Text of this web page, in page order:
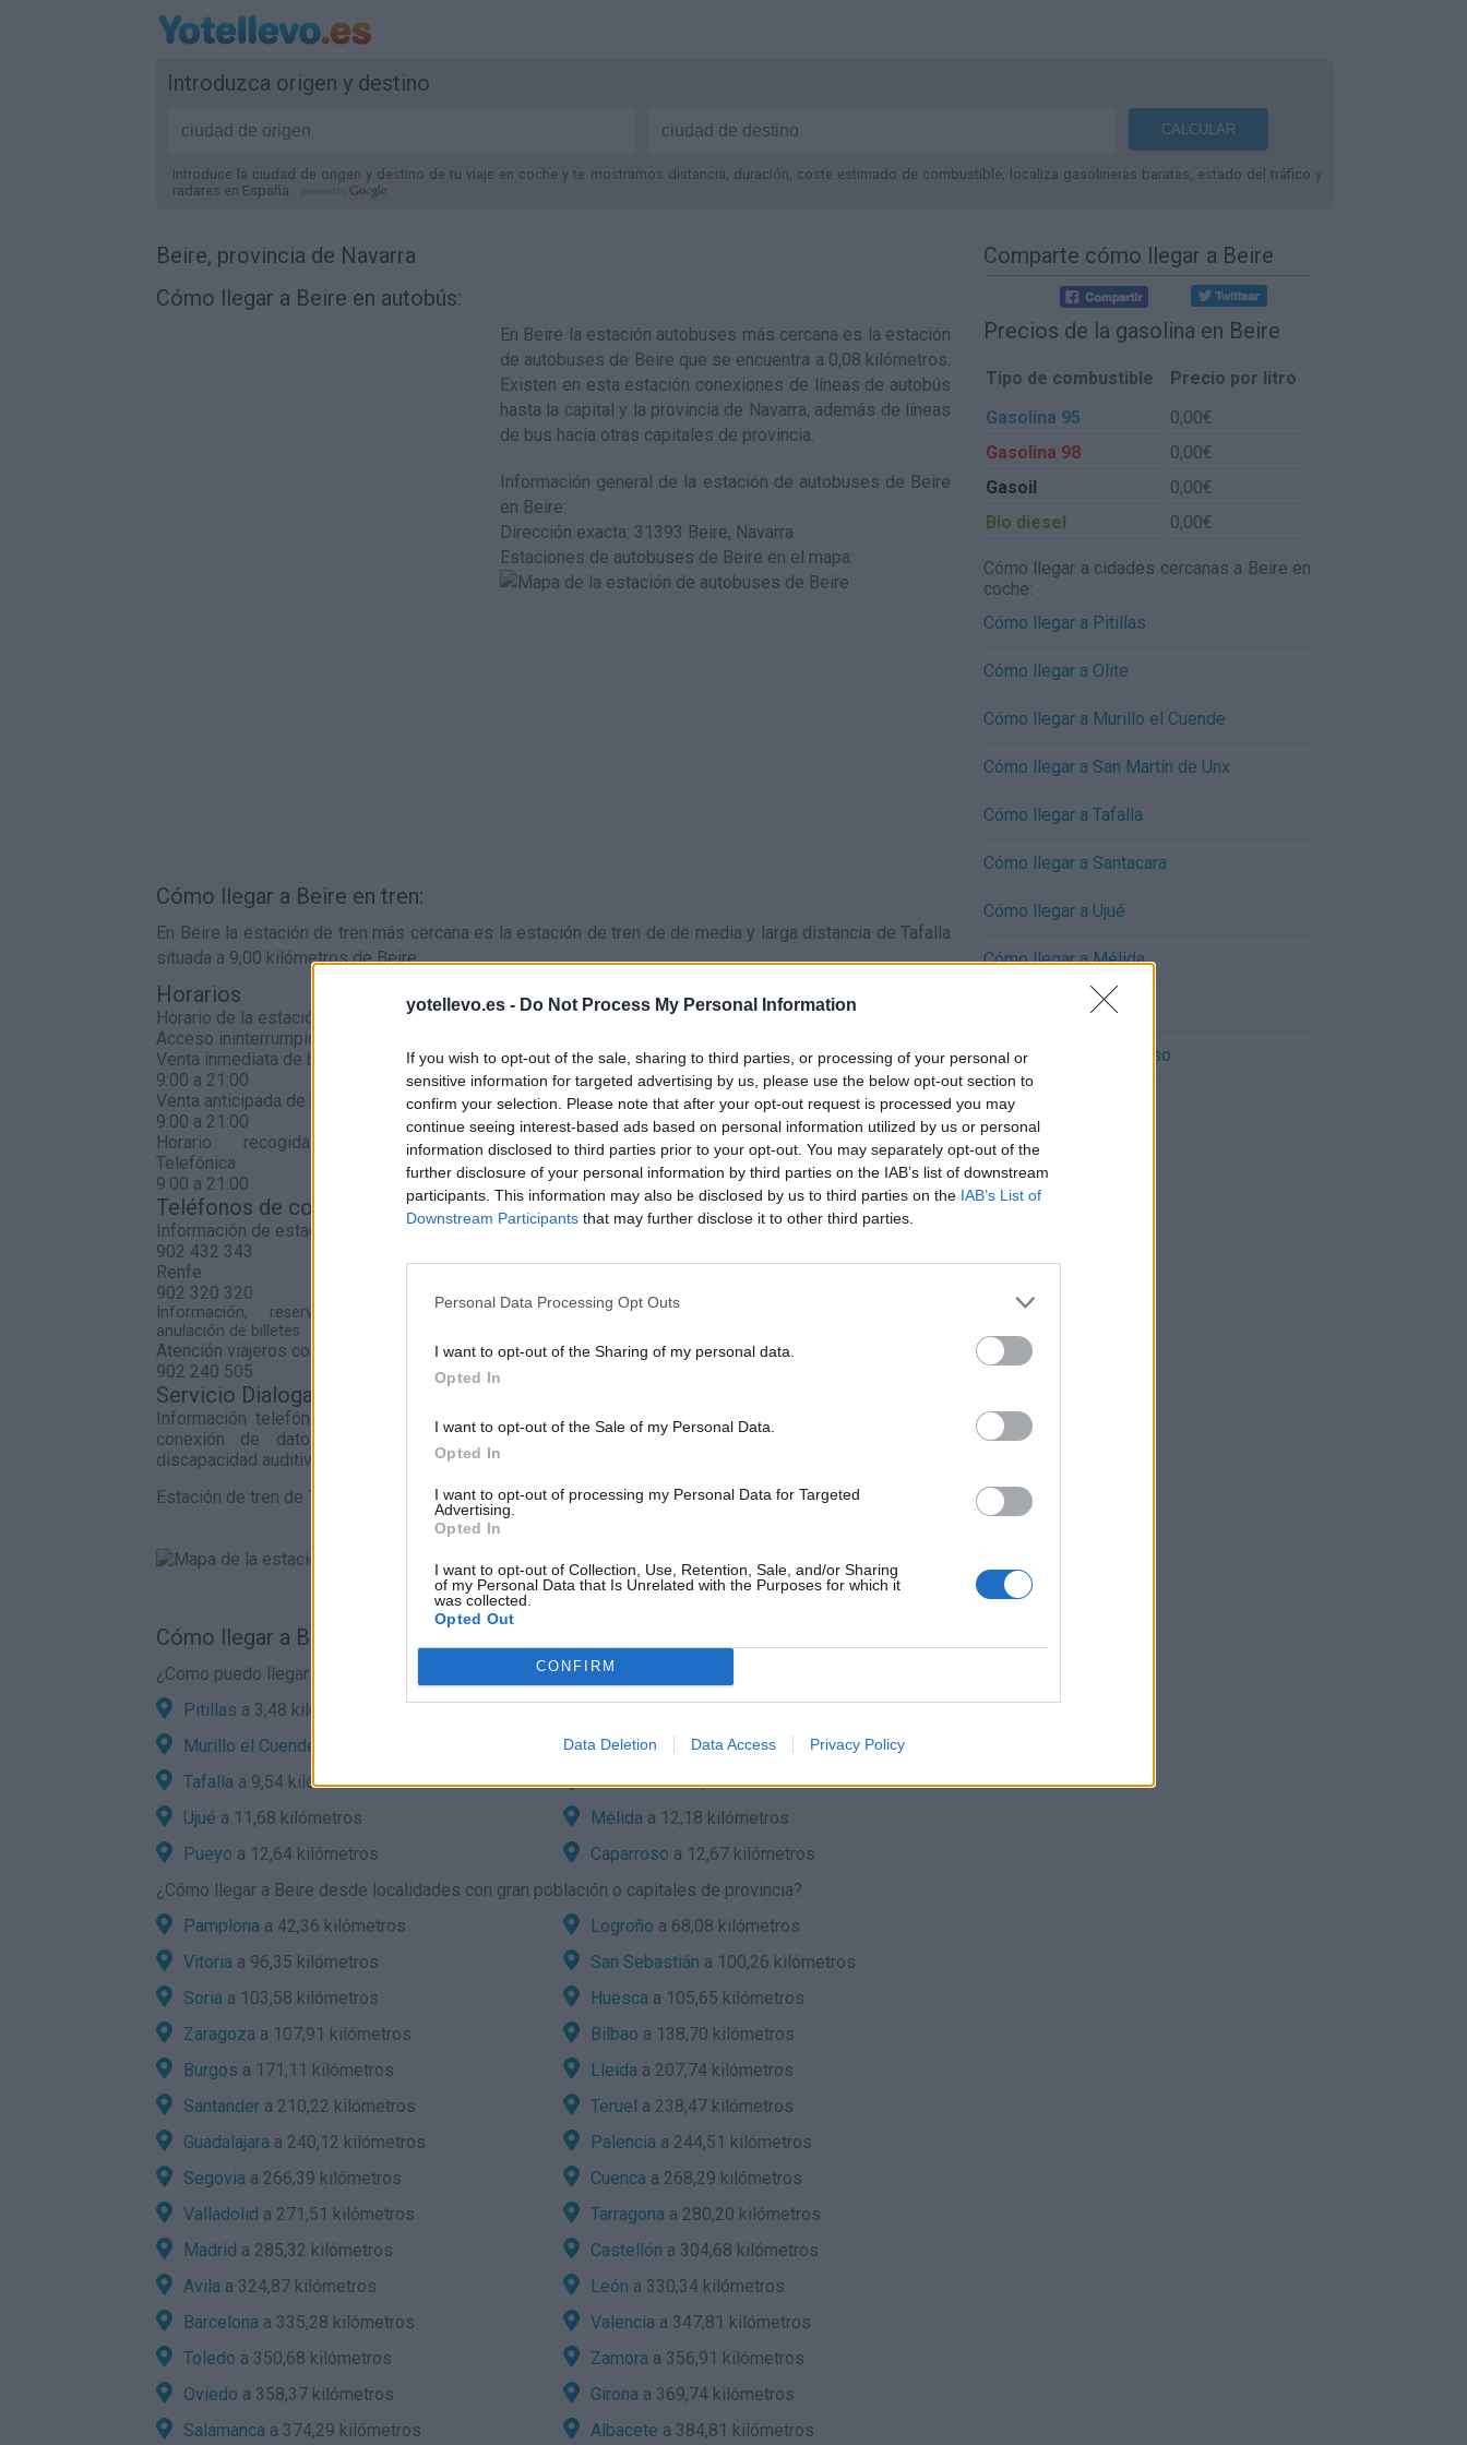
yotellevo.es - Do Not Process My Personal Information
If you wish to opt-out of the sale, sharing to third parties, or processing of your personal or
sensitive information for targeted advertising by us, please use the below opt-out section to
confirm your selection. Please note that after your opt-out request is processed you may
continue seeing interest-based ads based on personal information utilized by us or personal
information disclosed to third parties prior to your opt-out. You may separately opt-out of the
further disclosure of your personal information by third parties on the IAB’s list of downstream
participants. This information may also be disclosed by us to third parties on the IAB’s List of
Downstream Participants that may further disclose it to other third parties.
Personal Data Processing Opt Outs
I want to opt-out of the Sharing of my personal data.
Opted In
I want to opt-out of the Sale of my Personal Data.
Opted In
I want to opt-out of processing my Personal Data for Targeted
Advertising.
Opted In
I want to opt-out of Collection, Use, Retention, Sale, and/or Sharing
of my Personal Data that Is Unrelated with the Purposes for which it
was collected.
Opted Out
CONFIRM
Data Deletion Data Access Privacy Policy
Introduzca origen y destino
Introduce la ciudad de origen y destino de tu viaje en coche y te mostramos distancia, duración, coste estimado de combustible, localiza gasolineras baratas, estado del tráfico y
radares en España.
Beire, provincia de Navarra
Cómo llegar a Beire en autobús:
En Beire la estación autobuses más cercana es la estación
de autobuses de Beire que se encuentra a 0,08 kilómetros.
Existen en esta estación conexiones de líneas de autobús
hasta la capital y la provincia de Navarra, además de líneas
de bus hacia otras capitales de provincia.
Información general de la estación de autobuses de Beire
en Beire:
Dirección exacta: 31393 Beire, Navarra
Estaciones de autobuses de Beire en el mapa:
Cómo llegar a Beire en tren:
En Beire la estación de tren más cercana es la estación de tren de de media y larga distancia de Tafalla
situada a 9,00 kilómetros de Beire.
Horarios
Horario de la estación
Acceso ininterrumpido a andenes
Venta inmediata de billetes
9:00 a 21:00
Venta anticipada de billetes
9:00 a 21:00
Horario recogida Venta
Telefónica
9:00 a 21:00
Teléfonos de contacto
Información de estaciones
902 432 343
Renfe:
902 320 320
Información, reserva, venta, cambio y
anulación de billetes
Atención viajeros con discapacidad
902 240 505
Servicio Dialoga:
Información telefónica de Adif a través de móvil con
conexión de datos para personas sordas y con
discapacidad auditiva.
Estación de tren de Tafalla en el mapa
Cómo llegar a Beire por carretera:
¿Como puedo llegar en coche a Beire desde localidades cercanas?
Pitillas a 3,48 kilómetros Olitea 3,91 kilómetros
Murillo el Cuende
San Martín de Unxa 9,44 kilómetros
Tafalla a 9,54 kilómetros Santacaraa 10,28 kilómetros
Ujué a 11,68 kilómetros Mélida a 12,18 kilómetros
Pueyo a 12,64 kilómetros Caparroso a 12,67 kilómetros
¿ Cómo llegar a Beire desde localidades con gran población o capitales de provincia?
Pamplona a 42,36 kilómetros Logroño a 68,08 kilómetros
Vitoria a 96,35 kilómetros San Sebastián a 100,26 kilómetros
Soria a 103,58 kilómetros Huesca a 105,65 kilómetros
Zaragoza a 107,91 kilómetros Bilbao a 138,70 kilómetros
Burgos a 171,11 kilómetros Lleida a 207,74 kilómetros
Santander a 210,22 kilómetros Teruel a 238,47 kilómetros
Guadalajara a 240,12 kilómetros Palencia a 244,51 kilómetros
Segovia a 266,39 kilómetros Cuenca a 268,29 kilómetros
Valladolid a 271,51 kilómetros Tarragona a 280,20 kilómetros
Madrid a 285,32 kilómetros Castellón a 304,68 kilómetros
Avila a 324,87 kilómetros León a 330,34 kilómetros
Barcelona a 335,28 kilómetros Valencia a 347,81 kilómetros
Toledo a 350,68 kilómetros Zamora a 356,91 kilómetros
Oviedo a 358,37 kilómetros Girona a 369,74 kilómetros
Salamanca a 374,29 kilómetros Albacete a 384,81 kilómetros
Comparte cómo llegar a Beire
Precios de la gasolina en Beire
Tipo de combustible
Precio por litro
Gasolina 95
0,00€
Gasolina 98
0,00€
Gasoil
0,00€
Bio diesel
0,00€
Cómo llegar a cidades cercanas a Beire en
coche:
Cómo llegar a Pitillas
Cómo llegar a Olite
Cómo llegar a Murillo el Cuende
Cómo llegar a San Martín de Unx
Cómo llegar a Tafalla
Cómo llegar a Santacara
Cómo llegar a Ujué
Cómo llegar a Mélida
Cómo llegar a Pueyo
Cómo llegar a Caparroso